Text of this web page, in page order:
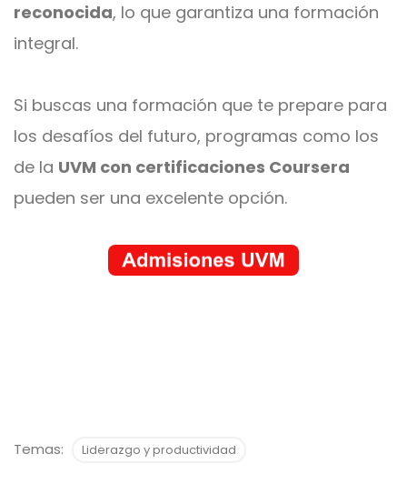
reconocida, lo que garantiza una formación
integral.
Si buscas una formación que te prepare para
los desafíos del futuro, programas como los
de la UVM con certificaciones Coursera
pueden ser una excelente opción.
Temas: Liderazgo y productividad